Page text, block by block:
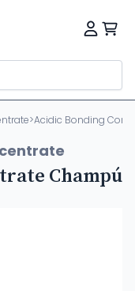
>Acidic Bonding
Champú